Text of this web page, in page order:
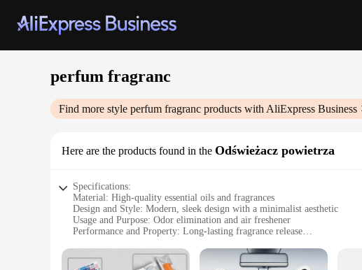
perfum fragranc
Find more style perfum fragranc products with AliExpress Business
Here are the products found in the Odświeżacz powietrza
Specifications:
Material: High-quality essential oils and fragrances
Design and Style: Modern, sleek design with a minimalist aesthetic
Usage and Purpose: Odor elimination and air freshener
Performance and Property: Long-lasting fragrance release
Applicable People: Ideal for home and office use